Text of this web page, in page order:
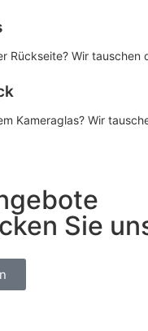
Rückseite? Wir
Kameraglas? Wir
Sie